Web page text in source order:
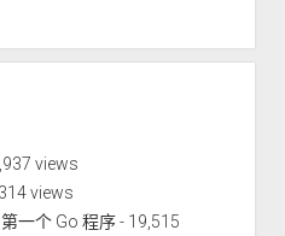
views
views
一个 Go 程序- 19,515